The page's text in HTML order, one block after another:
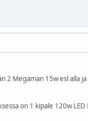
2 Megaman 15w esl alla
on 1 kipale 120w LED